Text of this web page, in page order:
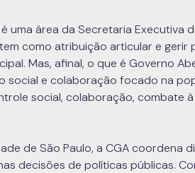
uma área da Secretaria Executiva
como atribuição articular e gerir
Mas, afinal, o que é Governo
social e colaboração focado na
social, colaboração, combate
de São Paulo, a CGA coordena
decisões de políticas públicas.